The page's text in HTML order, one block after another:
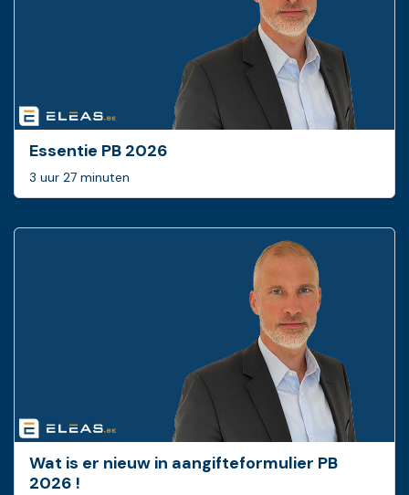
Essentie PB 2026
3 uur 27 minuten
Wat is er nieuw in ­aangifteformulier PB
2026 !